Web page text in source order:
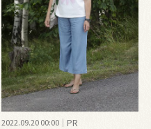
2022.09.20 00:00 PR